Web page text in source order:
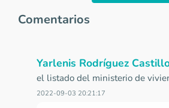
Comentarios
Yarlenis Rodríguez
el listado del ministerio de
2022-09-03 20:21:17